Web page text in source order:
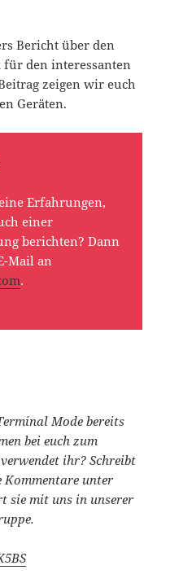
Bericht über den
für den interessanten
zeigen wir euch
Geräten.
Erfahrungen,
einer
berichten? Dann
Mail an
.
Mode bereits
bei euch zum
ihr?Schreibt
Kommentare unter
sie mit uns in unserer